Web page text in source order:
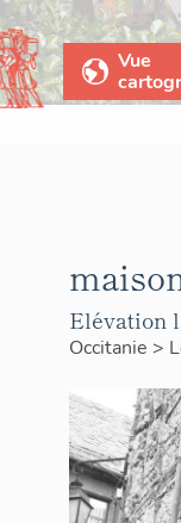
Vue
Elévation
Occitanie >